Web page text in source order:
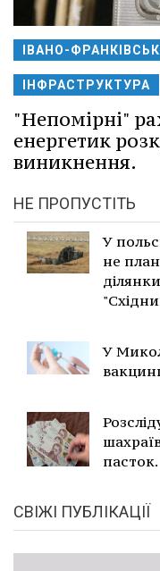
ІВАНО-ФРАНКІВСЬК
ІНФРАСТРУКТУРА
"Непомірні"
енергетик
виникнення.
НЕ ПРОПУСТІТЬ
У
не
У
пасток.
СВІЖІ ПУБЛІКАЦІЇ